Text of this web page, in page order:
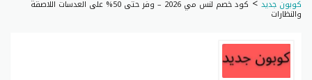
كوبون جديد > كود خصم لنس مي 2026 – وفر حتى 50% على العدسات اللاصقة
والنظارات